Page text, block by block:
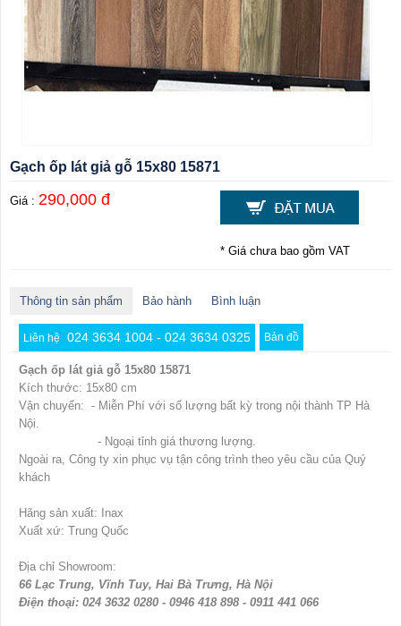
Gạch ốp lát giả gỗ 15x80 15871
Giá : 290,000 đ
* Giá chưa bao gồm VAT
Thông tin sản phẩm Bảo hành Bình luận
Liên hệ 024 3634 1004 - 024 3634 0325 Bản đồ
Gạch ốp lát giả gỗ 15x80 15871
Kích thước: 15x80 cm
Vận chuyển: - Miễn Phí với số lượng bất kỳ trong nội thành TP Hà
Nội.
- Ngoại tỉnh giá thương lượng.
Ngoài ra, Công ty xin phục vụ tận công trình theo yêu cầu của Quý
khách
Hãng sản xuất: Inax
Xuất xứ: Trung Quốc
Địa chỉ Showroom:
66 Lạc Trung, Vĩnh Tuy, Hai Bà Trưng, Hà Nội
Điện thoại: 024 3632 0280 - 0946 418 898 - 0911 441 066